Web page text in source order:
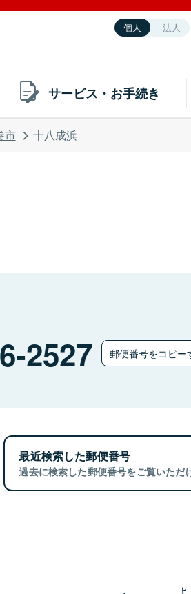
個人 法人
サービス・お手続き
市 十八成浜
2527 郵便番号をコピー
最近検索した郵便番号
過去に検索した郵便番号をご覧いただ